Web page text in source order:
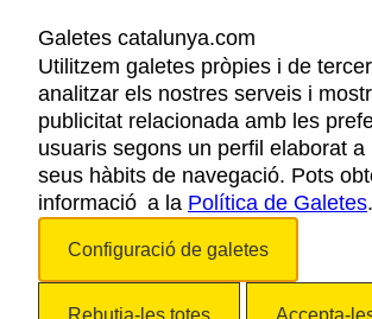
AVÍS LEGAL
POLÍTICA DE PRIVACITAT
COOKIES
ACCESSIBILITAT
Galetes catalunya.com
Utilitzem galetes pròpies i de
analitzar els nostres serveis i
publicitat relacionada amb les
usuaris segons un perfil elaborat a
seus hàbits de navegació. Pots
informació a la Política de Galetes.
Configuració de galetes
Rebutja-les totes Accepta-